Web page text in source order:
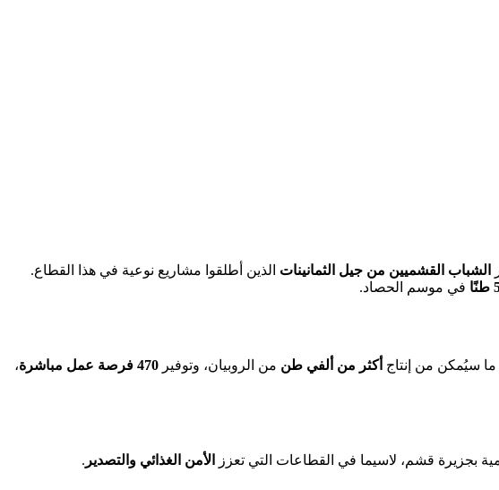
الشباب القشميين من جيل الثمانينات الذين أطلقوا مشاريع نوعية في هذا القطاع.
في موسم الحصاد.
ما سيُمكن من إنتاج أكثر من ألفي طن من الروبيان، وتوفير 470 فرصة عمل مباشرة
،
بجزيرة قشم، لاسيما في القطاعات التي تعزز الأمن الغذائي والتصدير .